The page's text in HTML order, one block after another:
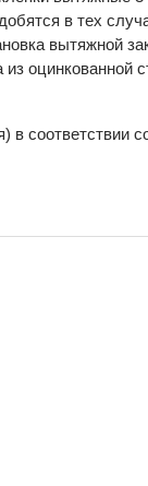
в тех
вытяжной
оцинкованной
соответствии